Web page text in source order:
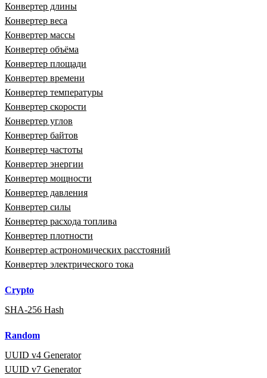
Конвертер длины
Конвертер веса
Конвертер массы
Конвертер объёма
Конвертер площади
Конвертер времени
Конвертер температуры
Конвертер скорости
Конвертер углов
Конвертер байтов
Конвертер частоты
Конвертер энергии
Конвертер мощности
Конвертер давления
Конвертер силы
Конвертер расхода топлива
Конвертер плотности
Конвертер астрономических расстояний
Конвертер электрического тока
Crypto
SHA-256 Hash
Random
UUID v4 Generator
UUID v7 Generator